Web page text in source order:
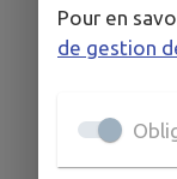
Pour en
de gestion